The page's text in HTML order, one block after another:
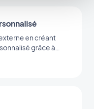
en créant
grâce à